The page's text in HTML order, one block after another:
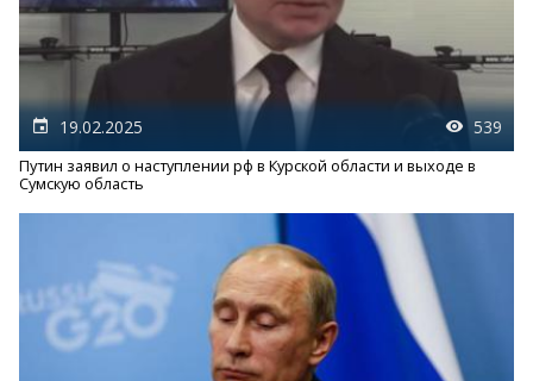
19.02.2025 539
Путин заявил о наступлении рф в Курской области и выходе в
Сумскую область